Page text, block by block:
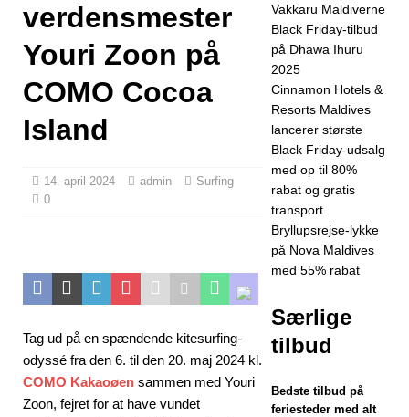
status 5-
STJERNEDE
HOTELLER OG
2025] Fejr jul
Maldiverne
HOTELLER OG
[21. november
verdensmester
Youri Zoon på
COMO Cocoa
Island
14. april 2024 admin
Surfing
0
Tag ud på en spændende kitesurfing-
odyssé fra den 6. til den 20. maj 2024 kl.
COMO Kakaoøen sammen med Youri
Zoon, fejret for at have vundet
Vakkaru Maldiverne
Black Friday-tilbud
på Dhawa Ihuru
2025
Cinnamon Hotels &
Resorts Maldives
lancerer største
Black Friday-udsalg
med op til 80%
rabat og gratis
transport
Bryllupsrejse-lykke
på Nova Maldives
med 55% rabat
Særlige
tilbud
Bedste tilbud på
feriesteder med alt